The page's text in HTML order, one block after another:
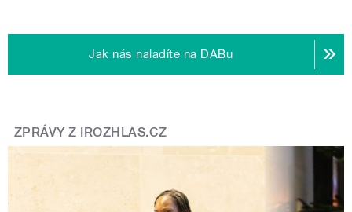
Jak nás naladíte na DABu
ZPRÁVY Z IROZHLAS.CZ